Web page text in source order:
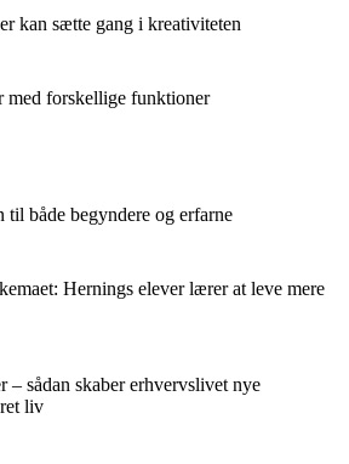
kan sætte gang i kreativiteten
med forskellige funktioner
både begyndere og erfarne
Hernings elever lærer at leve mere
sådan skaber erhvervslivet nye
liv